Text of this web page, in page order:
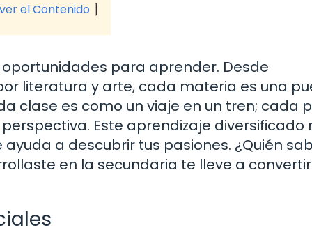
el Contenido
para aprender. Desde
literatura y arte, cada materia es una
clase es como un viaje en un tren; cada
Este aprendizaje diversificado
a descubrir tus pasiones. ¿Quién
en la secundaria te lleve a